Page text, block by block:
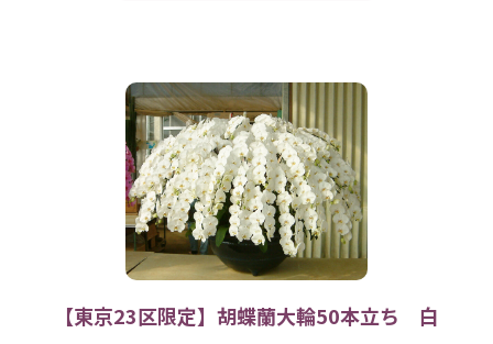
【東京23区限定】胡蝶蘭大輪50本立ち 白